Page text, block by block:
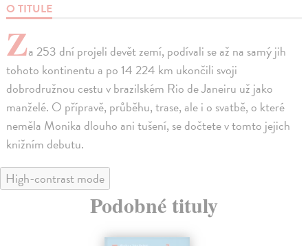
O TITULE
Za 253 dní projeli devět zemí, podívali se až na samý jih
tohoto kontinentu a po 14 224 km ukončili svoji
dobrodružnou cestu v brazilském Rio de Janeiru už jako
manželé. O přípravě, průběhu, trase, ale i o svatbě, o které
neměla Monika dlouho ani tušení, se dočtete v tomto jejich
knižním debutu.
High-contrast mode
Podobné tituly